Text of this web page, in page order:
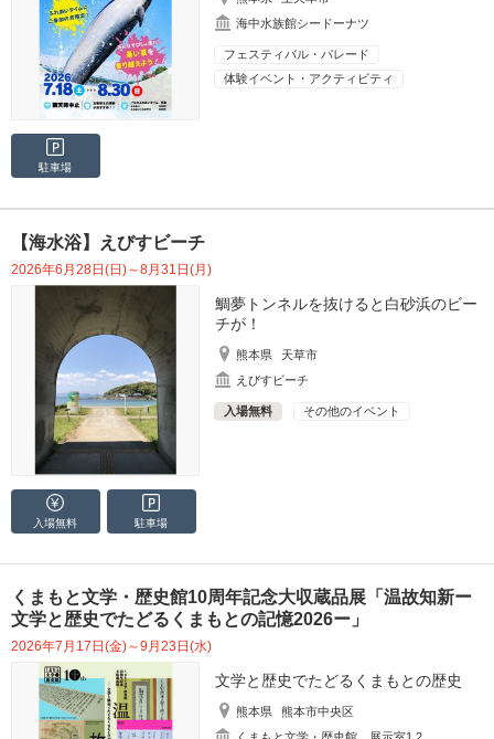
海中水族館シードーナツ
フェスティバル・パレード
体験イベント・アクティビティ
駐車場
【海水浴】えびすビーチ
2026年6月28日(日)～8月31日(月)
鯛夢トンネルを抜けると白砂浜のビー
チが！
熊本県
天草市
えびすビーチ
入場無料 その他のイベント
入場無料 駐車場
くまもと文学・歴史館10周年記念大収蔵品展「温故知新ー
文学と歴史でたどるくまもとの記憶2026ー」
2026年7月17日(金)～9月23日(水)
文学と歴史でたどるくまもとの歴史
熊本県
熊本市中央区